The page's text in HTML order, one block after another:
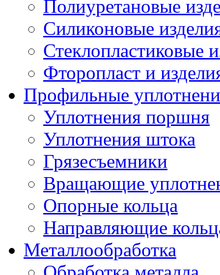
Полиуретановые
Силиконовые
Стеклопластиковые
Фторопласт и
Профильные
Уплотнения поршня
Уплотнения штока
Грязесъемники
Вращающие
Опорные кольца
Направляющие
Металлообработка